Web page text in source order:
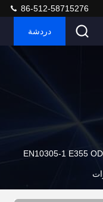
86-512-58715276
دردشة
EN10305-1 E355